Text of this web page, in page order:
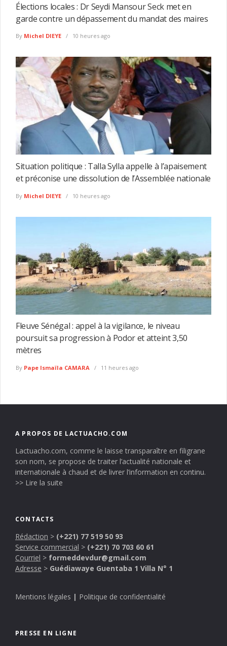
Élections locales : Dr Seydi Mansour Seck met en
garde contre un dépassement du mandat des maires
By Michel DIEYE 10 heures ago
Situation politique : Talla Sylla appelle à l’apaisement
et préconise une dissolution de l’Assemblée nationale
By Michel DIEYE 10 heures ago
Fleuve Sénégal : appel à la vigilance, le niveau
poursuit sa progression à Podor et atteint 3,50
mètres
By Pape Ismaïla CAMARA 11 heures ago
A PROPOS DE LACTUACHO.COM
Lactuacho.com, comme le laisse transparaître en filigrane
son nom, se propose de traiter l’actualité nationale et
internationale à chaud et de livrer l’information en continu.
>> Lire la suite
CONTACTS
Rédaction > (+221) 77 519 50 93
Service commercial > (+221) 70 703 60 61
Courriel > formeddevdur@gmail.com
Adresse > Guédiawaye Guentaba 1 Villa N° 1
Mentions légales | Politique de confidentialité
PRESSE EN LIGNE